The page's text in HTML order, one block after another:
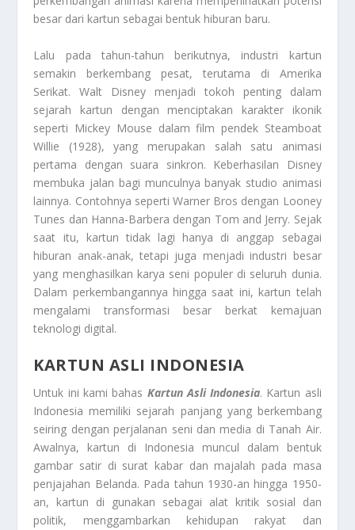
besar dari kartun sebagai bentuk hiburan baru.
Lalu pada tahun-tahun berikutnya, industri kartun
semakin berkembang pesat, terutama di Amerika
Serikat. Walt Disney menjadi tokoh penting dalam
sejarah kartun dengan menciptakan karakter ikonik
seperti Mickey Mouse dalam film pendek Steamboat
Willie (1928), yang merupakan salah satu animasi
pertama dengan suara sinkron. Keberhasilan Disney
membuka jalan bagi munculnya banyak studio animasi
lainnya. Contohnya seperti Warner Bros dengan Looney
Tunes dan Hanna-Barbera dengan Tom and Jerry. Sejak
saat itu, kartun tidak lagi hanya di anggap sebagai
hiburan anak-anak, tetapi juga menjadi industri besar
yang menghasilkan karya seni populer di seluruh dunia.
Dalam perkembangannya hingga saat ini, kartun telah
mengalami transformasi besar berkat kemajuan
teknologi digital.
KARTUN ASLI INDONESIA
Untuk ini kami bahas Kartun Asli Indonesia. Kartun asli
Indonesia memiliki sejarah panjang yang berkembang
seiring dengan perjalanan seni dan media di Tanah Air.
Awalnya, kartun di Indonesia muncul dalam bentuk
gambar satir di surat kabar dan majalah pada masa
penjajahan Belanda. Pada tahun 1930-an hingga 1950-
an, kartun di gunakan sebagai alat kritik sosial dan
politik, menggambarkan kehidupan rakyat dan